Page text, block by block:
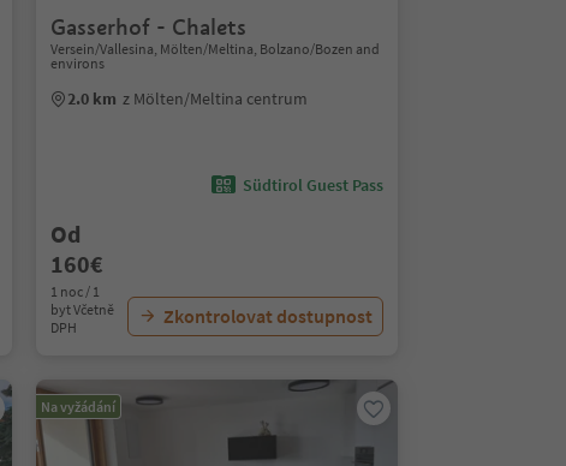
Gasserhof - Chalets
Versein/Vallesina, Mölten/Meltina, Bolzano/Bozen and
environs
2.0 km z Mölten/Meltina centrum
Südtirol Guest Pass
Od
160€
1 noc / 1
byt Včetně
DPH
Zkontrolovat dostupnost
Na vyžádání